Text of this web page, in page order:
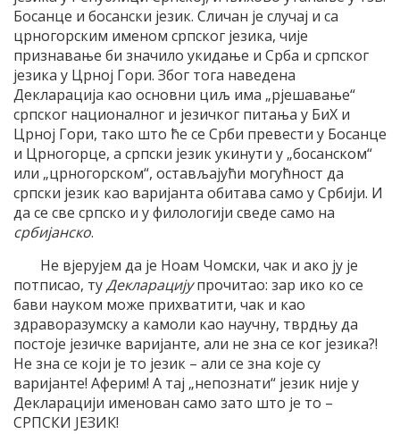
Босанце и босански језик. Сличан је случај и са
црногорским именом српског језика, чије
признавање би значило укидање и Срба и српског
језика у Црној Гори. Због тога наведена
Декларација као основни циљ има „рјешавање“
српског националног и језичког питања у БиХ и
Црној Гори, тако што ће се Срби превести у Босанце
и Црногорце, а српски језик укинути у „босанском“
или „црногорском“, остављајући могућност да
српски језик као варијанта обитава само у Србији. И
да се све српско и у филологији сведе само на
србијанско.
Не вјерујем да је Ноам Чомски, чак и ако ју је
потписао, туДекларацијупрочитао: зар ико ко се
бави науком може прихватити, чак и као
здраворазумску а камоли као научну, тврдњу да
постоје језичке варијанте, али не зна се ког језика?!
Не зна се који је то језик – али се зна које су
варијанте! Аферим! А тај „непознати“ језик није у
Декларацији именован само зато што је то –
СРПСКИ ЈЕЗИК!